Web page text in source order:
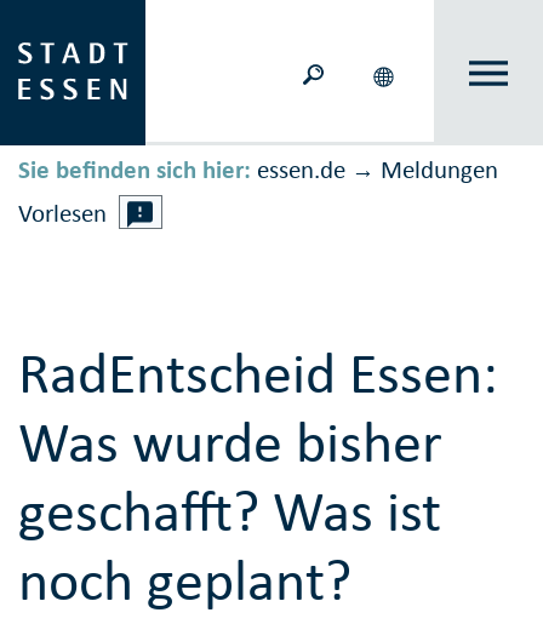
Sie befinden sich hier: essen.de → Meldungen
Vorlesen
RadEntscheid Essen:
Was wurde bisher
geschafft? Was ist
noch geplant?